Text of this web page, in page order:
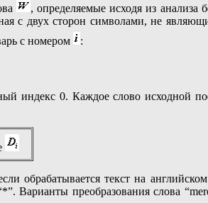
, определяемые исходя из анализа
с двух сторон символами, не
с номером :
индекс 0. Каждое слово исходной
обрабатывается текст на
преобразования слова